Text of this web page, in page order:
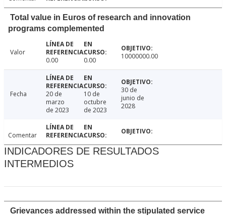
Total value in Euros of research and innovation
programs complemented
Valor
0.00
0.00 10000000.00
Fecha
20 de
marzo
de 2023
10 de
octubre
de 2023
30 de
junio de
2028
Comentar
INDICADORES DE RESULTADOS
INTERMEDIOS
Grievances addressed within the stipulated service